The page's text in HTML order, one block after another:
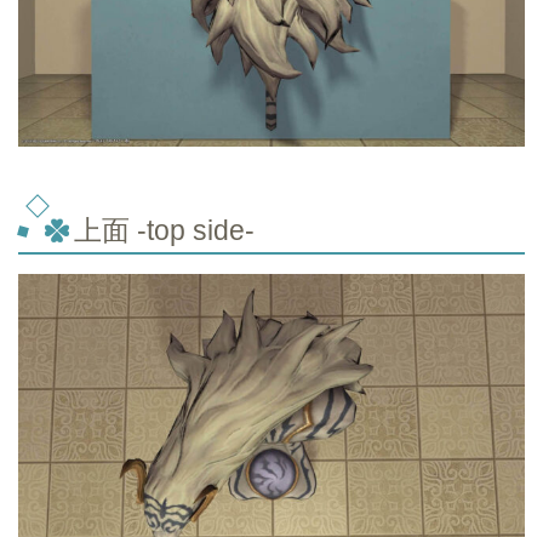
上面 -top side-